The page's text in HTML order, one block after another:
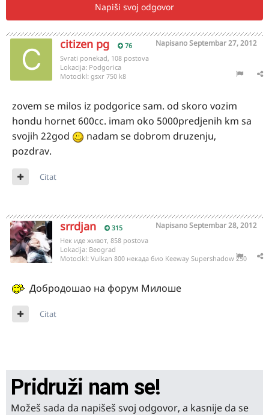
Napiši svoj odgovor
citizen pg 76 NapisanoSeptembar 27, 2012
Svrati ponekad, 108 postova
Lokacija: Podgorica
Motocikl: gsxr 750 k8
zovem se milos iz podgorice sam. od skoro vozim
hondu hornet 600cc. imam oko 5000predjenih km sa
svojih 22god
nadam se dobrom druzenju,
pozdrav.
Citat
srrdjan 315 NapisanoSeptembar 28, 2012
Нек иде живот, 858 postova
Lokacija: Beograd
Motocikl: Vulkan 800 некада био Keeway Supershadow 250
Добродошао на форум Милоше
Citat
Pridruži nam se!
Možeš sada da napišeš svoj odgovor, a kasnije da se